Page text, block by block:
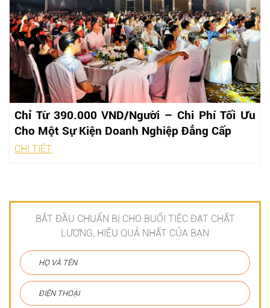
Chỉ Từ 390.000 VND/Người – Chi Phí Tối Ưu
Cho Một Sự Kiện Doanh Nghiệp Đẳng Cấp
CHI TIẾT
BẮT ĐẦU CHUẨN BỊ CHO BUỔI TIỆC ĐẠT CHẤT
LƯỢNG, HIỆU QUẢ NHẤT CỦA BẠN